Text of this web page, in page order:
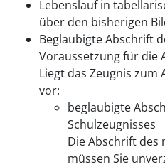
Lebenslauf in
über den bisherigen
Beglaubigte Abschrift
Voraussetzung für die
Liegt das Zeugnis
vor:
beglaubigte
Schulzeugnisses
Die Abschrift des
müssen Sie